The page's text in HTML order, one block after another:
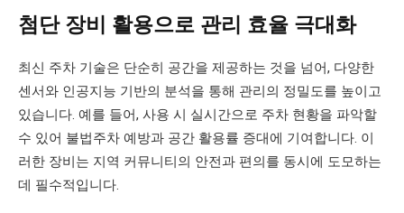
첨단 장비 활용으로 관리 효율 극대화
최신 주차 기술은 단순히 공간을 제공하는 것을 넘어, 다양한
센서와 인공지능 기반의 분석을 통해 관리의 정밀도를 높이고
있습니다. 예를 들어, 사용 시 실시간으로 주차 현황을 파악할
수 있어 불법주차 예방과 공간 활용률 증대에 기여합니다. 이
러한 장비는 지역 커뮤니티의 안전과 편의를 동시에 도모하는
데 필수적입니다.